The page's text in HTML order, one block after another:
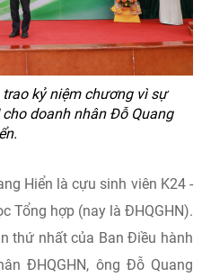
trao kỷ niệm chương vì sự
doanh nhân Đỗ Quang
Hiển là cựu sinh viên K24 -
Tổng hợp (nay là ĐHQGHN).
thứ nhất của Ban Điều hành
ĐHQGHN, ông Đỗ Quang